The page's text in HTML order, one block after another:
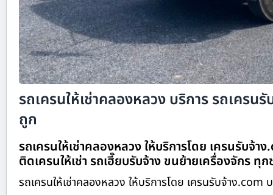
รถเครนให้เช่าคลองหลวง บริการ รถเครน
ถูก
รถเครนให้เช่าคลองหลวง ให้บริการโดย เครนรับจ้า
ติดเครนให้เช่า รถเฮี๊ยบรับจ้าง ขนย้ายเครื่องจักร ทุ
รถเครนให้เช่าคลองหลวง ให้บริการโดย เครนรับจ้าง.com